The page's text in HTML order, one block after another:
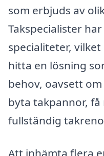
som erbjuds av
Takspecialister
specialiteter,
hitta en lösning
behov, oavsett
byta takpannor,
fullständig
Att inhämta flera